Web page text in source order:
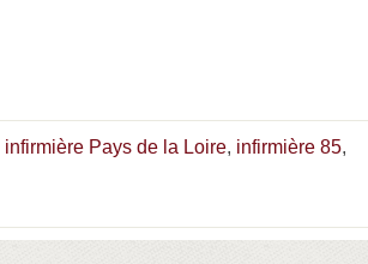
infirmière Pays de la Loire, infirmière 85,